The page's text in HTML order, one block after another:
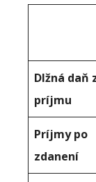
Dlžná daň
príjmu
Príjmy po
zdanení